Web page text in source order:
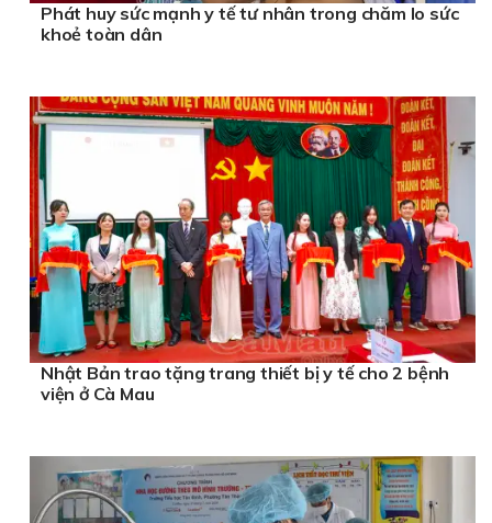
Phát huy sức mạnh y tế tư nhân trong chăm lo sức
khoẻ toàn dân
Nhật Bản trao tặng trang thiết bị y tế cho 2 bệnh
viện ở Cà Mau